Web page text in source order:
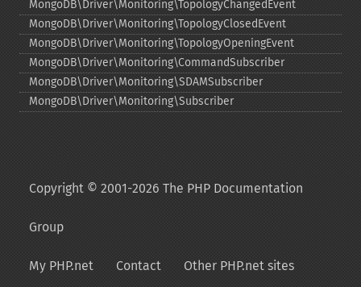
MongoDB\Driver\Monitoring\TopologyChangedEvent
MongoDB\Driver\Monitoring\TopologyClosedEvent
MongoDB\Driver\Monitoring\TopologyOpeningEvent
MongoDB\Driver\Monitoring\CommandSubscriber
MongoDB\Driver\Monitoring\SDAMSubscriber
MongoDB\Driver\Monitoring\Subscriber
Copyright © 2001-2026 The PHP Documentation
Group
My PHP.net Contact Other PHP.net sites